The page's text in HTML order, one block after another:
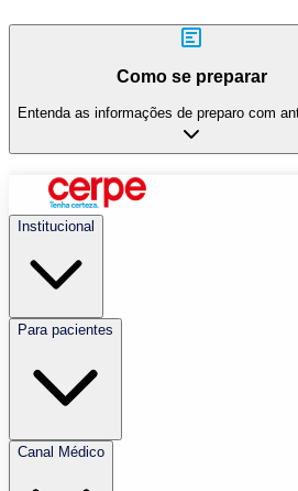
Como se preparar
Entenda as informações de preparo com
Institucional
Para pacientes
Canal Médico